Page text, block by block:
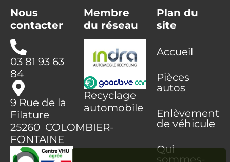
Nous
contacter
03 81 93 63
84
9 Rue de la
Filature
25260 COLOMBIER-
FONTAINE
Membre
du réseau
Recyclage
automobile
Plan du
site
Accueil
Pièces
autos
Enlèvement
de véhicule
Qui
sommes-